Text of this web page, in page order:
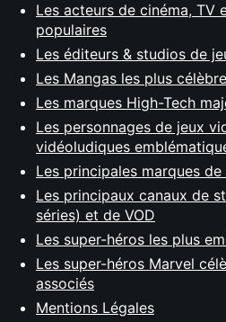
Les acteurs de cinéma, TV
populaires
Les éditeurs & studios de
Les Mangas les plus
Les marques High-Tech
Les personnages de jeux
vidéoludiques
Les principales marques
Les principaux canaux de
séries) et de VOD
Les super-héros les plus
Les super-héros Marvel
associés
Mentions Légales